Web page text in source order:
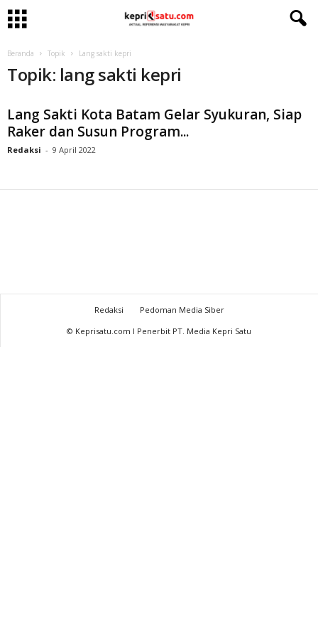
Beranda Topik Lang sakti kepri
Topik: lang sakti kepri
Lang Sakti Kota Batam Gelar Syukuran, Siap
Raker dan Susun Program...
Redaksi - 9 April 2022
Redaksi
Pedoman Media Siber
© Keprisatu.com I Penerbit PT. Media Kepri Satu